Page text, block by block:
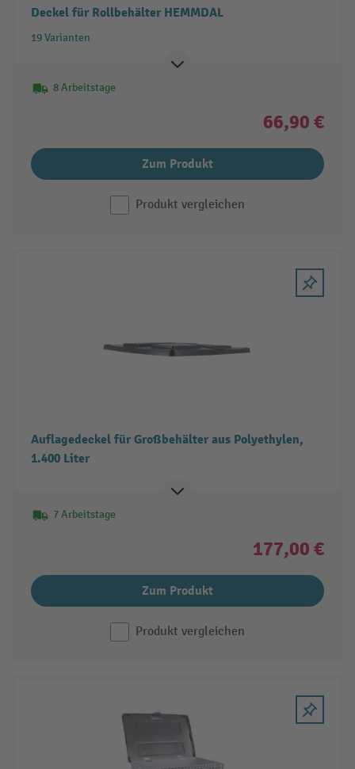
Deckel für Rollbehälter HEMMDAL
19 Varianten
8 Arbeitstage
66,90 €
Zum Produkt
Produkt vergleichen
Auflagedeckel für Großbehälter aus Polyethylen,
1.400 Liter
7 Arbeitstage
177,00 €
Zum Produkt
Produkt vergleichen